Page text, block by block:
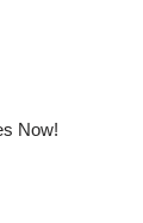
Now!